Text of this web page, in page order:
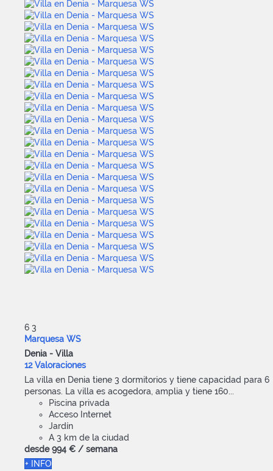
6 3
Marquesa WS
Denia - Villa
12 Valoraciones
La villa en Denia tiene 3 dormitorios y tiene capacidad para 6
personas. La villa es acogedora, amplia y tiene 160...
Piscina privada
Acceso Internet
Jardín
A 3 km de la ciudad
desde 994 € / semana
+ INFO